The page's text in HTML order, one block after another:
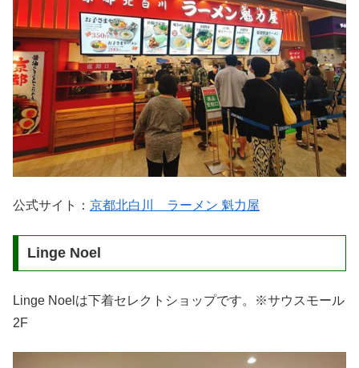
公式サイト： 京都北白川 ラーメン 魁力屋
Linge Noel
Linge Noelは下着セレクトショップです。※サウスモール
2F